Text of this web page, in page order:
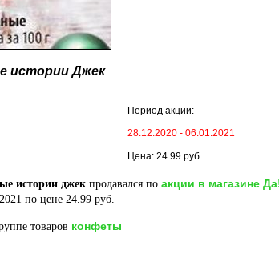
истории Джек
Период акции:
28.12.2020 - 06.01.2021
Цена: 24.99 руб.
истории джек продавался по акции в магазине
по цене 24.99 руб.
товаров конфеты